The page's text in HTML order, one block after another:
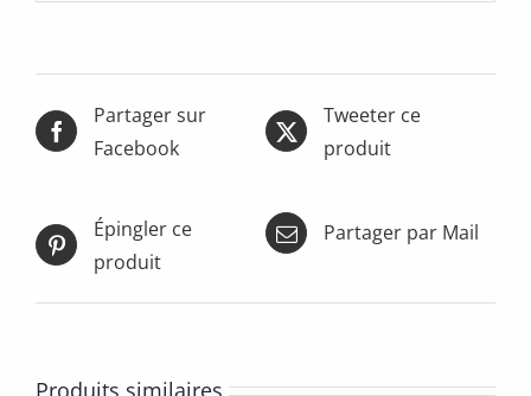
Partager sur
Facebook
Tweeter ce
produit
Épingler ce
produit
Partager par Mail
Produits similaires